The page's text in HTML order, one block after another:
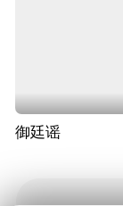
御廷谣